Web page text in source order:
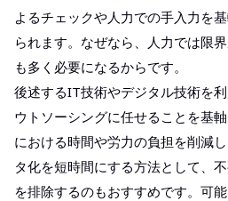
よるチェックや人力での手入力を
られます。なぜなら、人力では限
も多く必要になるからです。
後述するIT技術やデジタル技術を
ウトソーシングに任せることを基
における時間や労力の負担を削減
タ化を短時間にする方法として、
を排除するのもおすすめです。可